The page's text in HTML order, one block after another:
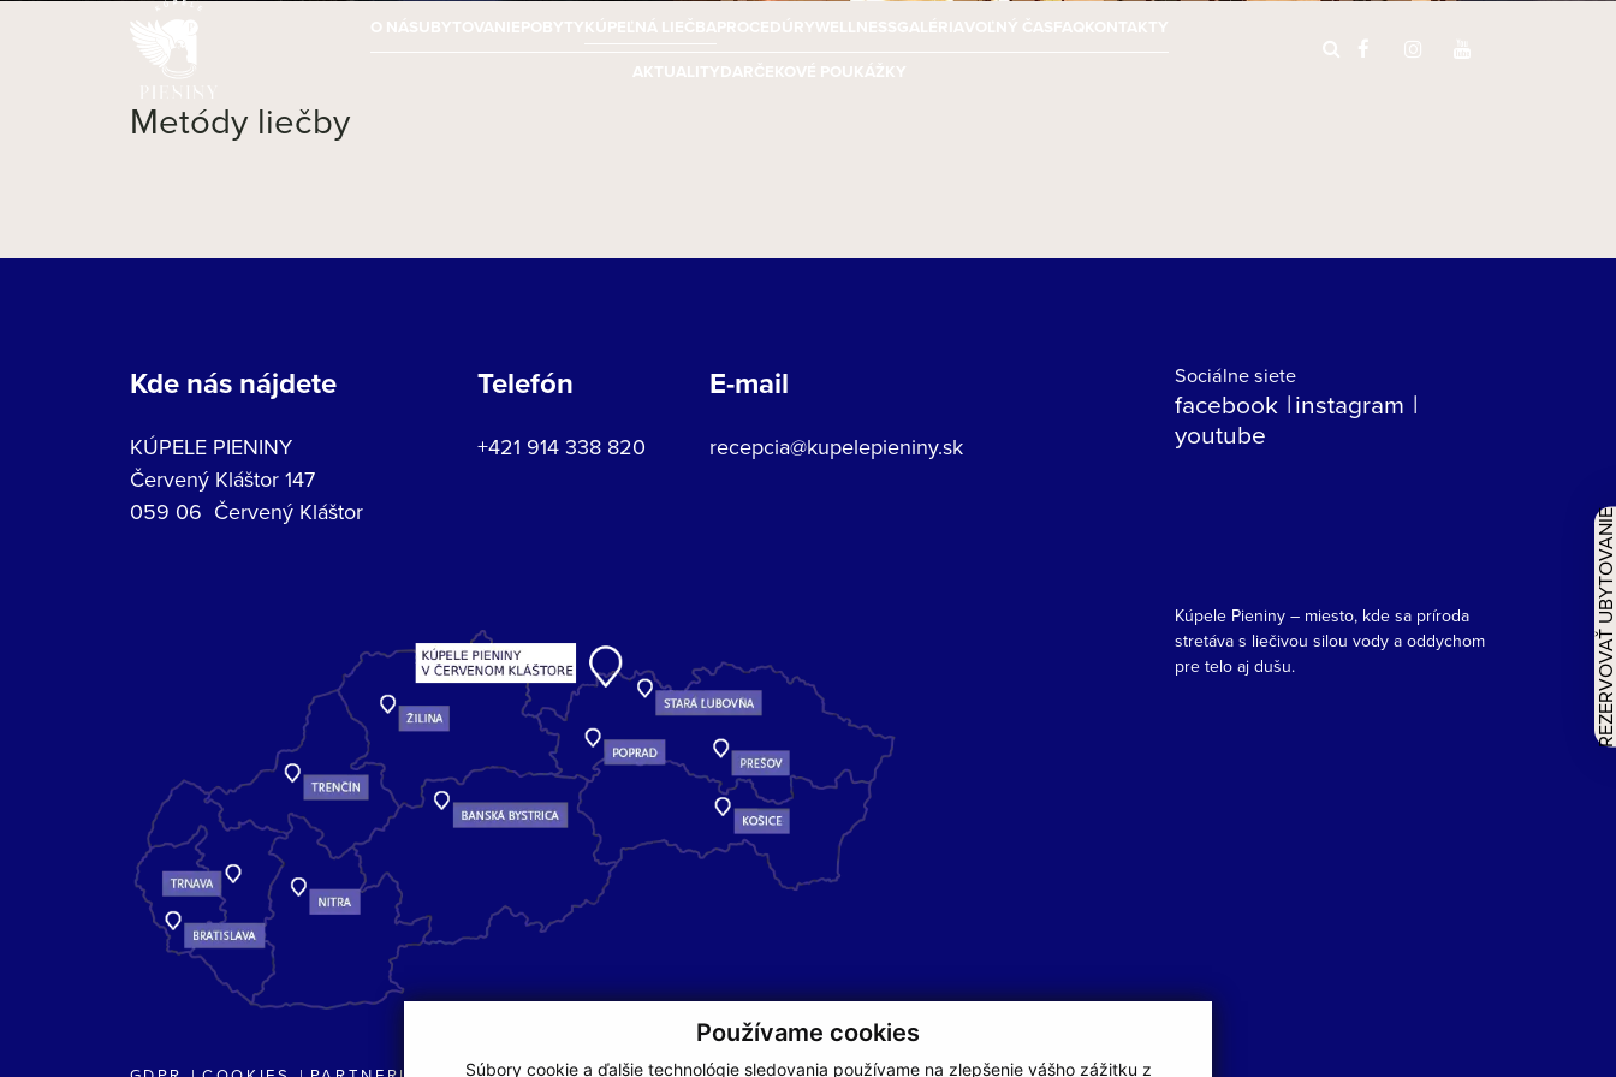
Používame cookies
Súbory cookie a ďalšie technológie sledovania používame na zlepšenie vášho zážitku z
O NÁSUBYTOVANIEPOBYTYKÚPEĽNÁ LIEČBAPROCEDÚRYWELLNESSGALÉRIAVOĽNÝ ČASFAQKONTAKTY
AKTUALITYDARČEKOVÉ POUKÁŽKY
Metódy liečby
Kde nás nájdete
KÚPELE PIENINY
Červený Kláštor 147
059 06 Červený Kláštor
Telefón
+421 914 338 820
E-mail
recepcia@kupelepieniny.sk
Sociálne siete
facebook instagram
youtube
Kúpele Pieniny – miesto, kde sa príroda
stretáva s liečivou silou vody a oddychom
pre telo aj dušu.